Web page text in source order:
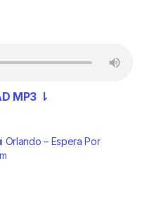
MP3 ⇂
Orlando – Espera Por